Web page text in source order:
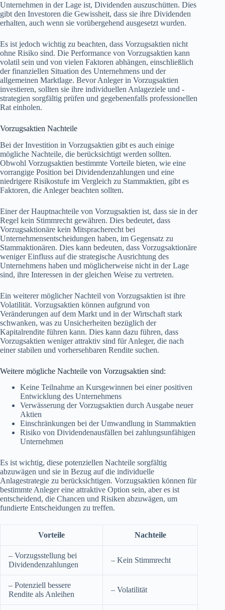
Unternehmen in der Lage ist, Dividenden auszuschütten. Dies
gibt den Investoren die Gewissheit, dass sie ihre Dividenden
erhalten, auch wenn sie vorübergehend ausgesetzt wurden.
Es ist jedoch wichtig zu beachten, dass Vorzugsaktien nicht
ohne Risiko sind. Die Performance von Vorzugsaktien kann
volatil sein und von vielen Faktoren abhängen, einschließlich
der finanziellen Situation des Unternehmens und der
allgemeinen Marktlage. Bevor Anleger in Vorzugsaktien
investieren, sollten sie ihre individuellen Anlageziele und -
strategien sorgfältig prüfen und gegebenenfalls professionellen
Rat einholen.
Vorzugsaktien Nachteile
Bei der Investition in Vorzugsaktien gibt es auch einige
mögliche Nachteile, die berücksichtigt werden sollten.
Obwohl Vorzugsaktien bestimmte Vorteile bieten, wie eine
vorrangige Position bei Dividendenzahlungen und eine
niedrigere Risikostufe im Vergleich zu Stammaktien, gibt es
Faktoren, die Anleger beachten sollten.
Einer der Hauptnachteile von Vorzugsaktien ist, dass sie in der
Regel kein Stimmrecht gewähren. Dies bedeutet, dass
Vorzugsaktionäre kein Mitspracherecht bei
Unternehmensentscheidungen haben, im Gegensatz zu
Stammaktionären. Dies kann bedeuten, dass Vorzugsaktionäre
weniger Einfluss auf die strategische Ausrichtung des
Unternehmens haben und möglicherweise nicht in der Lage
sind, ihre Interessen in der gleichen Weise zu vertreten.
Ein weiterer möglicher Nachteil von Vorzugsaktien ist ihre
Volatilität. Vorzugsaktien können aufgrund von
Veränderungen auf dem Markt und in der Wirtschaft stark
schwanken, was zu Unsicherheiten bezüglich der
Kapitalrendite führen kann. Dies kann dazu führen, dass
Vorzugsaktien weniger attraktiv sind für Anleger, die nach
einer stabilen und vorhersehbaren Rendite suchen.
Weitere mögliche Nachteile von Vorzugsaktien sind:
Keine Teilnahme an Kursgewinnen bei einer positiven
Entwicklung des Unternehmens
Verwässerung der Vorzugsaktien durch Ausgabe neuer
Aktien
Einschränkungen bei der Umwandlung in Stammaktien
Risiko von Dividendenausfällen bei zahlungsunfähigen
Unternehmen
Es ist wichtig, diese potenziellen Nachteile sorgfältig
abzuwägen und sie in Bezug auf die individuelle
Anlagestrategie zu berücksichtigen. Vorzugsaktien können für
bestimmte Anleger eine attraktive Option sein, aber es ist
entscheidend, die Chancen und Risiken abzuwägen, um
fundierte Entscheidungen zu treffen.
Vorteile Nachteile
– Vorzugsstellung bei
Dividendenzahlungen
– Kein Stimmrecht
– Potenziell bessere
Rendite als Anleihen
– Volatilität